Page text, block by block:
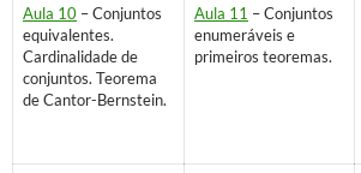
Aula 10 – Conjuntos
equivalentes.
Cardinalidade de
conjuntos. Teorema
de Cantor-Bernstein.
Aula 11 – Conjuntos
enumeráveis e
primeiros teoremas.